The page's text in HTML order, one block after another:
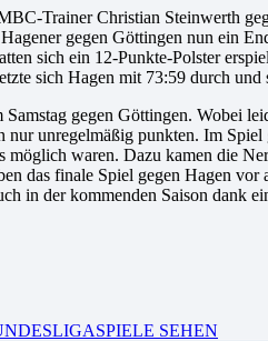
Trainer Christian Steinwerth
gegen Göttingen nun ein
sich ein 12-Punkte-Polster
sich Hagen mit 73:59 durch
gegen Göttingen. Wobei
unregelmäßig punkten. Im
waren. Dazu kamen die
das finale Spiel gegen Hagen
in der kommenden Saison dank
SEHEN